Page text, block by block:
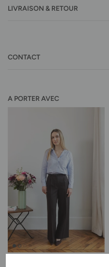
LIVRAISON & RETOUR
CONTACT
A PORTER AVEC